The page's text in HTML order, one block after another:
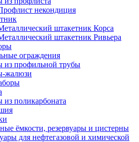
некондиция
штакетник Корса
штакетник Ривьера
ограждения
из профильной трубы
жалюзи
из поликарбоната
ёмкости, резервуары и цистерны
для нефтегазовой и химической